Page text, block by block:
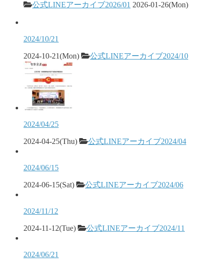
公式LINEアーカイブ2026/01 2026-01-26(Mon)
2024/10/21
2024-10-21(Mon) 公式LINEアーカイブ2024/10
2024/04/25
2024-04-25(Thu) 公式LINEアーカイブ2024/04
2024/06/15
2024-06-15(Sat) 公式LINEアーカイブ2024/06
2024/11/12
2024-11-12(Tue) 公式LINEアーカイブ2024/11
2024/06/21